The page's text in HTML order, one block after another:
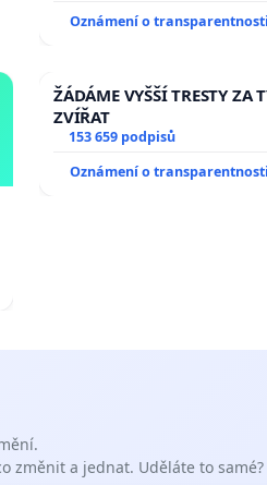
Oznámení o transparentnosti
ŽÁDÁME VYŠŠÍ TRESTY ZA
ZVÍŘAT
153 659 podpisů
Oznámení o transparentnosti
změnit a jednat. Uděláte to samé?